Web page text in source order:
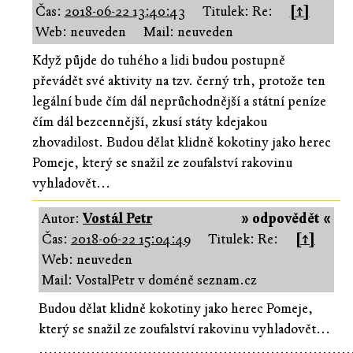
Čas: 2018-06-22 13:40:43 Titulek: Re:
[↑]
Web: neuveden
Mail: neuveden
Když půjde do tuhého a lidi budou postupně
převádět své aktivity na tzv. černý trh, protože ten
legální bude čím dál neprůchodnější a státní peníze
čím dál bezcennější, zkusí státy kdejakou
zhovadilost. Budou dělat klidně kokotiny jako herec
Pomeje, který se snažil ze zoufalství rakovinu
vyhladovět...
» odpovědět «
Autor:Vostál Petr
Čas: 2018-06-22 15:04:49 Titulek: Re:
[↑]
Web: neuveden
Mail: VostalPetr v doméně seznam.cz
Budou dělat klidně kokotiny jako herec Pomeje,
který se snažil ze zoufalství rakovinu vyhladovět...